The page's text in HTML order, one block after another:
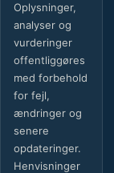
Oplysninger,
analyser og
vurderinger
offentliggøres
med forbehold
for fejl,
ændringer og
senere
opdateringer.
Henvisninger